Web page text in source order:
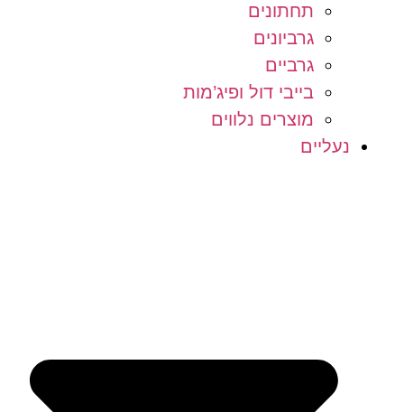
תחתונים
גרביונים
גרביים
בייבי דול ופיג’מות
מוצרים נלווים
נעליים